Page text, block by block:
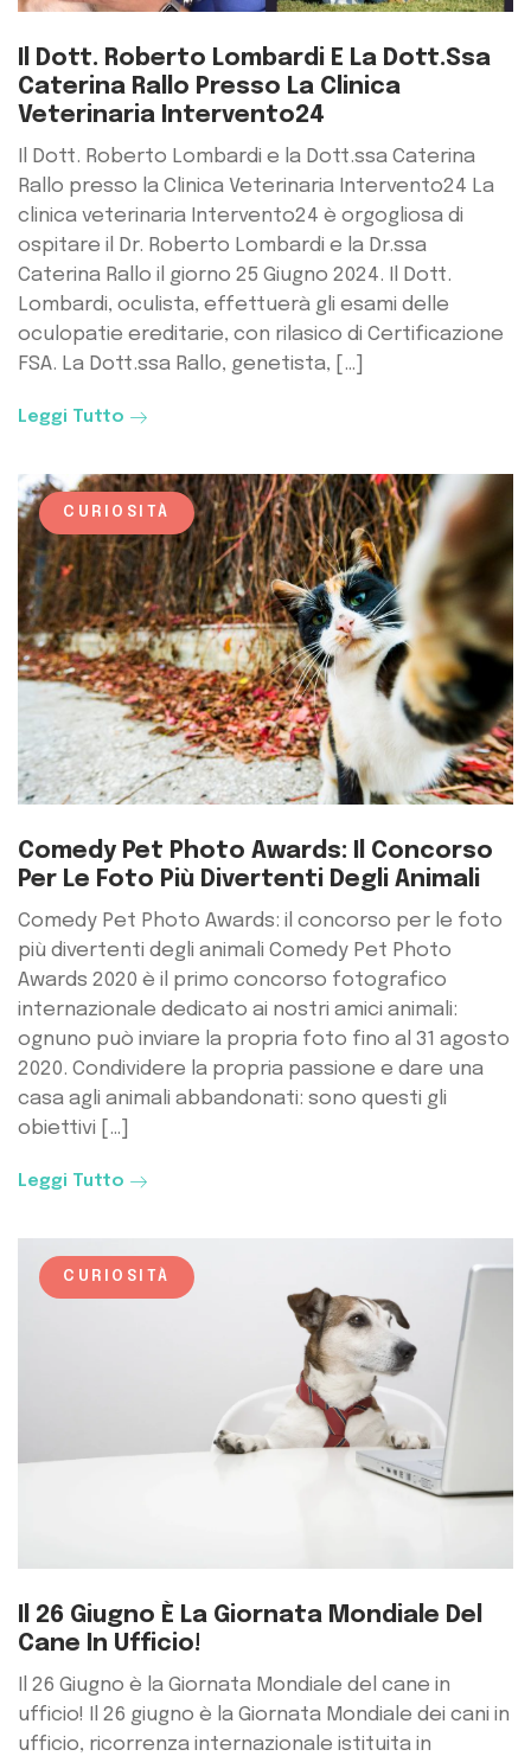
Il Dott. Roberto Lombardi E La Dott.ssa
Caterina Rallo Presso La Clinica
Veterinaria Intervento24
Il Dott. Roberto Lombardi e la Dott.ssa Caterina
Rallo presso la Clinica Veterinaria Intervento24 La
clinica veterinaria Intervento24 è orgogliosa di
ospitare il Dr. Roberto Lombardi e la Dr.ssa
Caterina Rallo il giorno 25 Giugno 2024. Il Dott.
Lombardi, oculista, effettuerà gli esami delle
oculopatie ereditarie, con rilasico di Certificazione
FSA. La Dott.ssa Rallo, genetista, […]
Leggi Tutto
CURIOSITÀ
Comedy Pet Photo Awards: Il Concorso
Per Le Foto Più Divertenti Degli Animali
Comedy Pet Photo Awards: il concorso per le foto
più divertenti degli animali Comedy Pet Photo
Awards 2020 è il primo concorso fotografico
internazionale dedicato ai nostri amici animali:
ognuno può inviare la propria foto fino al 31 agosto
2020. Condividere la propria passione e dare una
casa agli animali abbandonati: sono questi gli
obiettivi […]
Leggi Tutto
CURIOSITÀ
Il 26 Giugno È La Giornata Mondiale Del
Cane In Ufficio!
Il 26 Giugno è la Giornata Mondiale del cane in
ufficio! Il 26 giugno è la Giornata Mondiale dei cani in
ufficio, ricorrenza internazionale istituita in